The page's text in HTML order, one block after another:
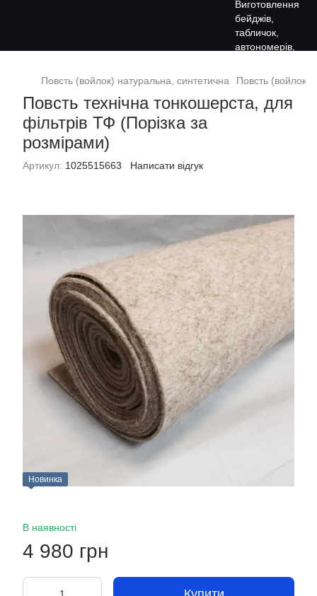
Повсть (войлок) натуральна, синтетична Повсть (войлок)
Повсть технічна тонкошерста, для
фільтрів ТФ (Порізка за
розмірами)
Артикул: 1025515663 Написати відгук
Новинка
В наявності
4 980 грн